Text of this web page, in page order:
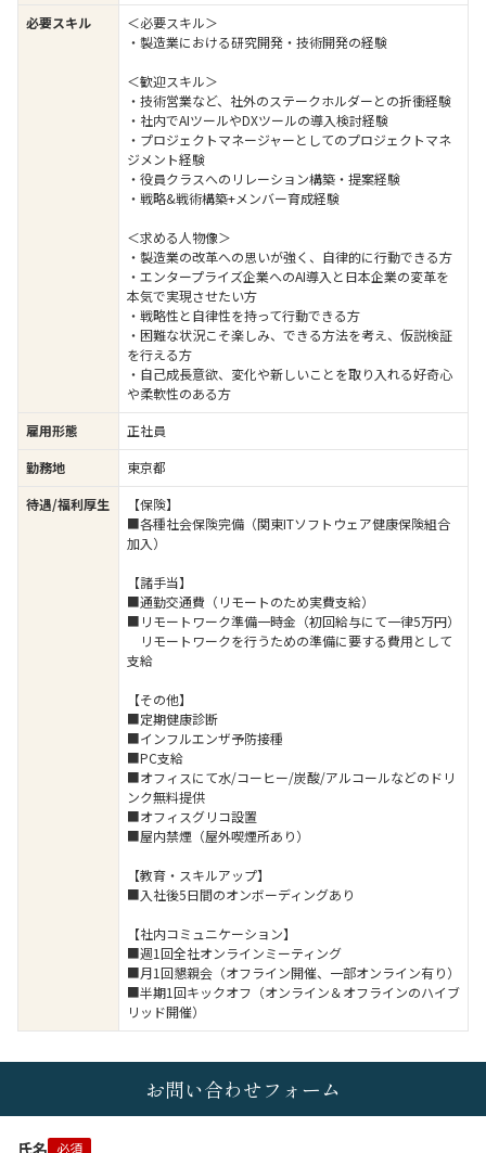
必要スキル
＜必要スキル＞
・製造業における研究開発・技術開発の経験
＜歓迎スキル＞
・技術営業など、社外のステークホルダーとの折衝経験
・社内でAIツールやDXツールの導入検討経験
・プロジェクトマネージャーとしてのプロジェクトマネ
ジメント経験
・役員クラスへのリレーション構築・提案経験
・戦略&戦術構築+メンバー育成経験
＜求める人物像＞
・製造業の改革への思いが強く、自律的に行動できる方
・エンタープライズ企業へのAI導入と日本企業の変革を
本気で実現させたい方
・戦略性と自律性を持って行動できる方
・困難な状況こそ楽しみ、できる方法を考え、仮説検証
を行える方
・自己成長意欲、変化や新しいことを取り入れる好奇心
や柔軟性のある方
雇用形態
正社員
勤務地
東京都
待遇/福利厚生
【保険】
■各種社会保険完備（関東ITソフトウェア健康保険組合
加入）
【諸手当】
■通勤交通費（リモートのため実費支給）
■リモートワーク準備一時金（初回給与にて一律5万円）
リモートワークを行うための準備に要する費用として
支給
【その他】
■定期健康診断
■インフルエンザ予防接種
■PC支給
■オフィスにて水/コーヒー/炭酸/アルコールなどのドリ
ンク無料提供
■オフィスグリコ設置
■屋内禁煙（屋外喫煙所あり）
【教育・スキルアップ】
■入社後5日間のオンボーディングあり
【社内コミュニケーション】
■週1回全社オンラインミーティング
■月1回懇親会（オフライン開催、一部オンライン有り）
■半期1回キックオフ（オンライン＆オフラインのハイブ
リッド開催）
お問い合わせフォーム
氏名 必須